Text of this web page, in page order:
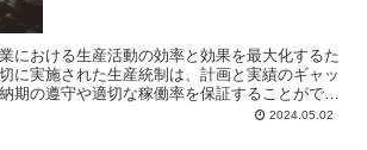
における生産活動の効率と効果を最大化するた
に実施された生産統制は、計画と実績のギャッ
期の遵守や適切な稼働率を保証することができ
産統制の3つの主要な構成要素である...2024.05.02